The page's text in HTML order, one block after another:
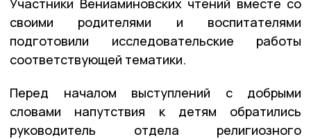
Участники Вениаминовских чтений вместе со
своими родителями и воспитателями
подготовили исследовательские работы
соответствующей тематики.
Перед началом выступлений с добрыми
словами напутствия к детям обратились
руководитель отдела религиозного